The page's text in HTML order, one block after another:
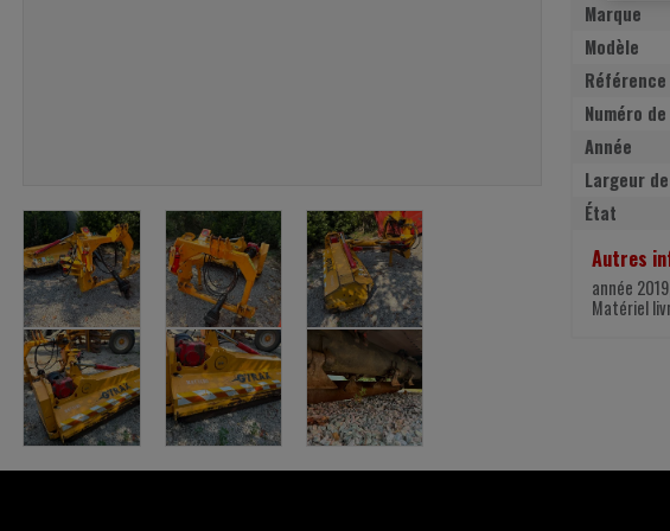
Marque
Modèle
Référence
Numéro
Année
Largeur
État
Autres
année
Matériel